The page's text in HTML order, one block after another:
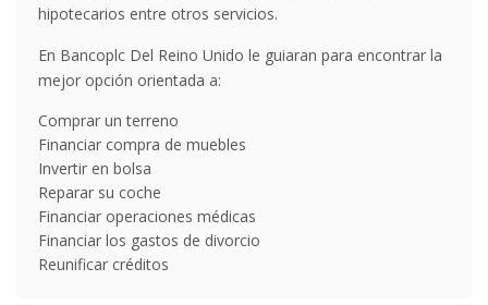
hipotecarios entre otros servicios.
En Bancoplc Del Reino Unido le guiaran para encontrar la
mejor opción orientada a:
Comprar un terreno
Financiar compra de muebles
Invertir en bolsa
Reparar su coche
Financiar operaciones médicas
Financiar los gastos de divorcio
Reunificar créditos